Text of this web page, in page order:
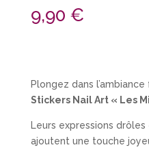
9,90 €
Plongez dans
Stickers Nail Art « Les
Leurs expressions
ajoutent une touche